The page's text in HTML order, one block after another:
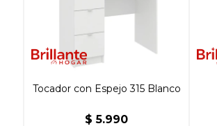
Tocador con Espejo 315 Blanco
$ 5.990